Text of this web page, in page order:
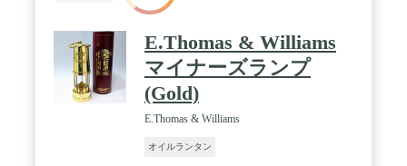
E.Thomas & Williams
マイナーズランプ
(Gold)
E.Thomas & Williams
オイルランタン